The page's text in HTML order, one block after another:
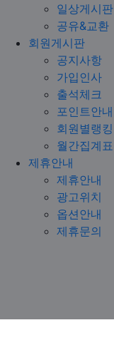
일상게시판
공유&교환
회원게시판
공지사항
가입인사
출석체크
포인트안내
회원별랭킹
월간집계표
제휴안내
제휴안내
광고위치
옵션안내
제휴문의